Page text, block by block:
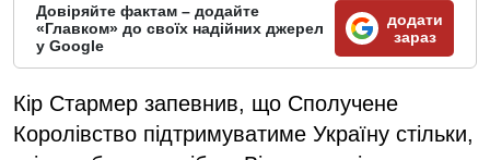
Довіряйте фактам – додайте
«Главком» до своїх надійних джерел
у Google
додати
зараз
Кір Стармер запевнив, що Сполучене
Королівство підтримуватиме Україну стільки,